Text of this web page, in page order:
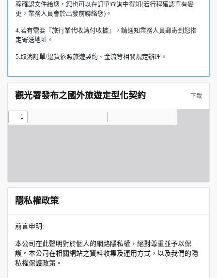
程確認文件給您，您也可以在訂單查詢中得知(若行程確認單有變
更，業務人員會於出發前聯絡您)。
4.若有需要『旅行業代收轉付收據』，請通知業務人員郵寄到您指
定寄送地址。
5.取消訂單/退貨依照旅遊契約、金流等相關規定辦理。
觀光署發布之國外旅遊定型化契約 下載
隱私權政策
前言申明:
本公司在此聲明對於個人的網路隱私權，絕對尊重並予以保
護。本公司在相關網站之資料收集及運用方式，以及我們的隱
私權保護政策。